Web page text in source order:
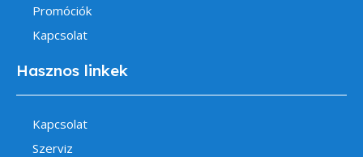
Promóciók
Kapcsolat
Hasznos linkek
Kapcsolat
Szerviz